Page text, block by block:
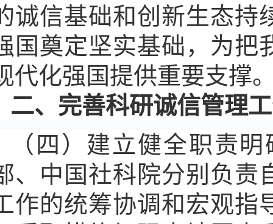
诚信基础和创新生态持
国奠定坚实基础，为把
代化强国提供重要支撑
二、完善科研诚信管理
（四）建立健全职责
、中国社科院分别负责
作的统筹协调和宏观指